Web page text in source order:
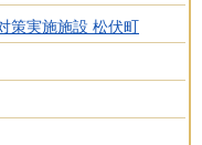
策実施施設 松伏町